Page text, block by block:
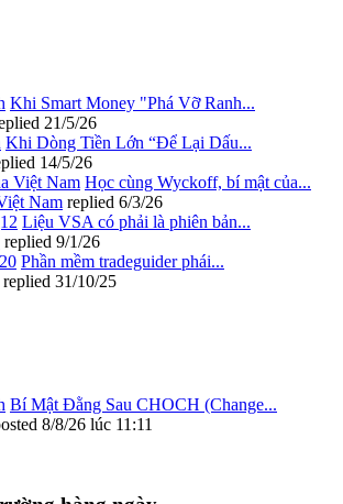
Khi Smart Money "Phá Vỡ Ranh...
21/5/26
Khi Dòng Tiền Lớn “Để Lại Dấu...
14/5/26
Học cùng Wyckoff, bí mật của...
Nam replied 6/3/26
Liệu VSA có phải là phiên bản...
replied 9/1/26
Phần mềm tradeguider phái...
replied 31/10/25
Bí Mật Đằng Sau CHOCH (Change...
8/8/26 lúc 11:11